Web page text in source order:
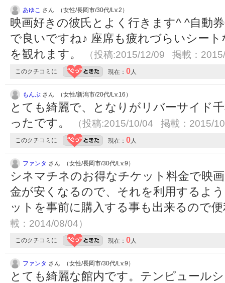
あゆこ さん （女性/長岡市/30代/Lv.2）
映画好きの彼氏とよく行きます^ ^自動
で良いですね♪ 座席も疲れづらいシー
を観れます。
（投稿:2015/12/09 掲載：
このクチコミに 現在： 0 人
もんぶ さん （女性/新潟市/20代/Lv.16）
とても綺麗で、となりがリバーサイド
ったです。
（投稿:2015/10/04 掲載：2015/
このクチコミに 現在： 0 人
ファンタ さん （女性/長岡市/30代/Lv.9）
シネマチネのお得なチケット料金で映
金が安くなるので、それを利用するよ
ットを事前に購入する事も出来るので
載：2014/08/04）
このクチコミに 現在： 0 人
ファンタ さん （女性/長岡市/30代/Lv.9）
とても綺麗な館内です。テンピュール